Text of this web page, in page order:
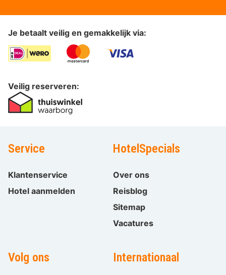
Je betaalt veilig en gemakkelijk via:
Veilig reserveren:
Service
Klantenservice
Hotel aanmelden
HotelSpecials
Over ons
Reisblog
Sitemap
Vacatures
Volg ons Internationaal